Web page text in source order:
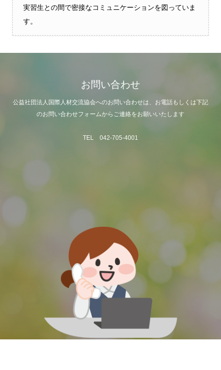
実習生との間で密接なコミュニケーションを図っていま
す。
お問い合わせ
公益社団法人国際人材交流協会へのお問い合わせは、お電話もしくは下記
のお問い合わせフォームからご連絡をお願いいたします
TEL 042-705-4001